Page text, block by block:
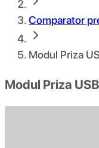
Comparator
Modul Priza
Modul Priza